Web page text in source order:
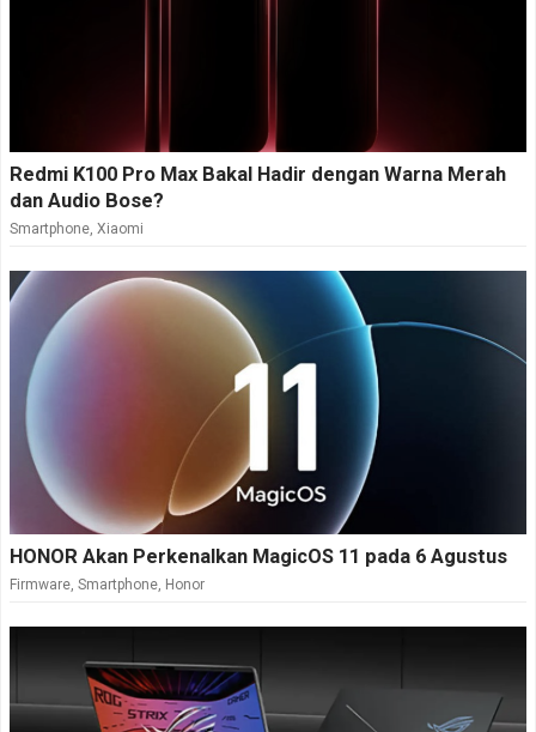
Redmi K100 Pro Max Bakal Hadir dengan Warna Merah
dan Audio Bose?
Smartphone, Xiaomi
HONOR Akan Perkenalkan MagicOS 11 pada 6 Agustus
Firmware, Smartphone, Honor